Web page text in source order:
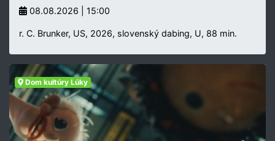
08.08.2026 | 15:00
r. C. Brunker, US, 2026, slovenský dabing, U, 88 min.
Dom kultúry Lúky